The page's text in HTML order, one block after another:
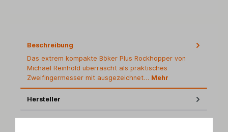
Beschreibung
Das extrem kompakte Böker Plus Rockhopper von
Michael Reinhold überrascht als praktisches
Zweifingermesser mit ausgezeichnet… Mehr
Hersteller